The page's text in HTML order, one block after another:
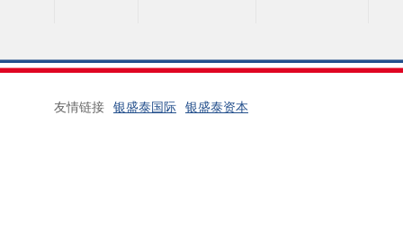
友情链接 银盛泰国际 银盛泰资本